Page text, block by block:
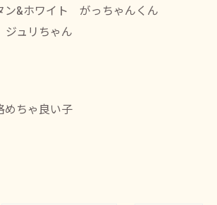
&ホワイト がっちゃんくん
ュリちゃん
めちゃ良い子